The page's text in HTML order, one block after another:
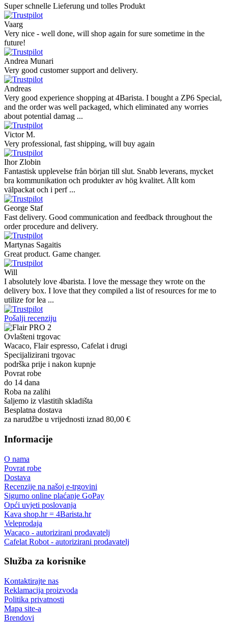
Richard Möckel
Super Support! Bestellvorgang hat super funktioniert. Ich einen
Feuer bei der Bestellung gemacht, welcher sofort korrigiert wurde.
Der Support ist w ...
Hanna
Def recommend! Even with the trust pilot results, I'm always a bit
scared ordering from websites I did not hear of before, but this one
is 100% solid ...
Ahmed Sherif
Excellent coffee grinder! The shipping was surprisingly fast, even
though I’m in Greece and the store is based in Romania/Austria.
The grinder feels ...
Danilo
Super schnelle Lieferung und tolles Produkt
Vaarg
Very nice - well done, will shop again for sure sometime in the
future!
Andrea Munari
Very good customer support and delivery.
Andreas
Very good experience shopping at 4Barista. I bought a ZP6 Special,
and the order was well packaged, which eliminated any worries
about potential damag ...
Victor M.
Very professional, fast shipping, will buy again
Ihor Zlobin
Fantastisk upplevelse från början till slut. Snabb leverans, mycket
bra kommunikation och produkter av hög kvalitet. Allt kom
välpackat och i perf ...
George Staf
Fast delivery. Good communication and feedback throughout the
order procedure and delivery.
Martynas Sagaitis
Great product. Game changer.
Will
delivery box. I love that they compiled a list of resources for me to
utilize for lea ...
Pošalji recenziju
Ovlašteni trgovac
Wacaco, Flair espresso, Cafelat i drugi
Specijalizirani trgovac
podrška prije i nakon kupnje
Povrat robe
do 14 dana
Roba na zalihi
šaljemo iz vlastitih skladišta
Besplatna dostava
za narudžbe u vrijednosti iznad 80,00 €
Informacije
O nama
Povrat robe